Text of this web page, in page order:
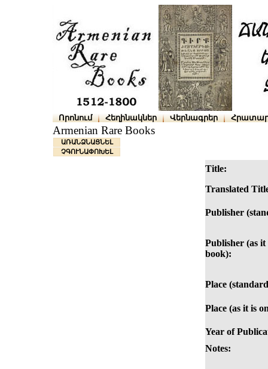
Որոնում Հեղինակներ Վերնագրեր
Armenian Rare Books
ԱՌԱՆՁՆԱՑՆԵԼ
ՉԳՈՒՆԱՓՈԽԵԼ
Title:
Translated
Publisher
Publisher (as it
book):
Place
Place (as it is
Year of
Notes: